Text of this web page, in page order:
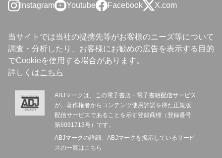
Instagram Youtube Facebook X.com
当サイトでは当社の提携先等がお客様のニーズ等について
調査・分析したり、お客様にお勧めの広告を表示する目的
でCookieを使用する場合があります。
詳しくはこちら
ABJマークは、この電子書店・電子書籍配信サービス
が、著作権者からコンテンツ使用許諾を得た正規版
配信サービスであることを示す登録商標（登録番号
第6091713号）です。
ABJマークの詳細、ABJマークを掲示しているサービ
スの一覧はこちら